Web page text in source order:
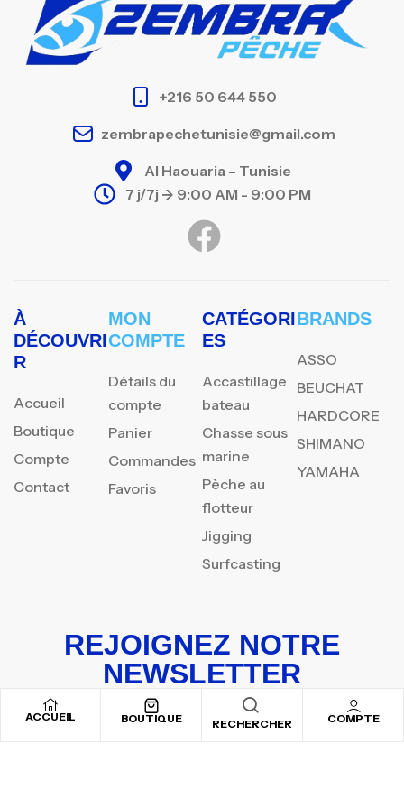
ACCUEIL BOUTIQUE RECHERCHER COMPTE
+216 50 644 550
zembrapechetunisie@gmail.com
Al Haouaria – Tunisie
7 j/7j -> 9:00 AM - 9:00 PM
À
DÉCOUVRI
R
Accueil
Boutique
Compte
Contact
MON
COMPTE
Détails du
compte
Panier
Commandes
Favoris
CATÉGORI
ES
Accastillage
bateau
Chasse sous
marine
Pèche au
flotteur
Jigging
Surfcasting
BRANDS
ASSO
BEUCHAT
HARDCORE
SHIMANO
YAMAHA
REJOIGNEZ NOTRE
NEWSLETTER
Inscrivez-vous pour recevoir nos offres spéciales